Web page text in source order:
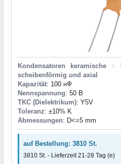
Kondensatoren keramische >
scheibenförmig und axial
Kapazität: 100 нФ
Nennspannung: 50 В
TKC (Dielektrikum): Y5V
Toleranz: ±10% K
Abmessungen: D<=5 mm
auf Bestellung: 3810 St.
3810 St. - Lieferzeit 21-28 Tag (e)